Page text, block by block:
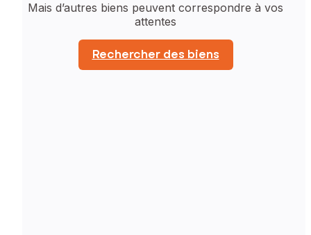
Mais d’autres biens peuvent correspondre à vos
attentes
Rechercher des biens